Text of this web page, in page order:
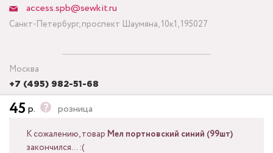
45 р. розница
К сожалению, товар Мел портновский синий (99шт)
закончился... :(
access.spb@sewkit.ru
Санкт-Петербург, проспект Шаумяна, 10к1, 195027
Москва
+7 (495) 982-51-68
access.msk@sewkit.ru
Москва, Кронштадтский бульвар, дом 7, строение 6, офис 143,